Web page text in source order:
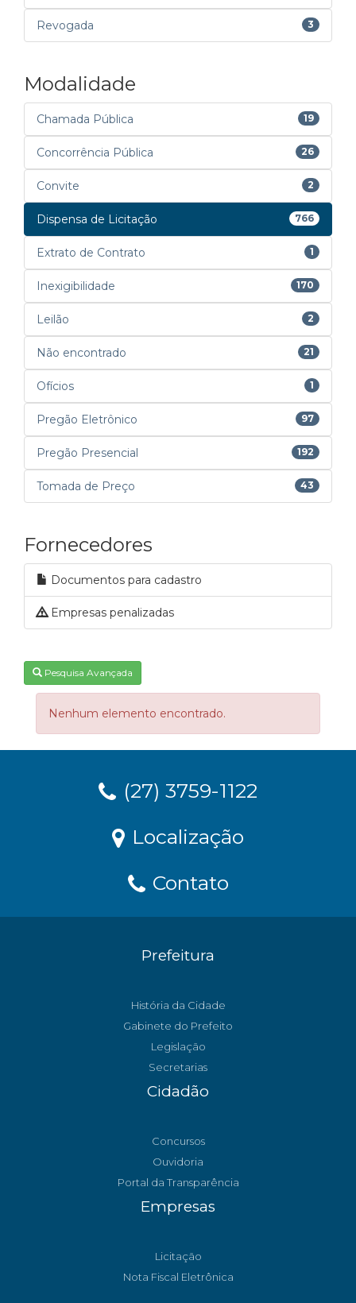
Revogada 3
Modalidade
Chamada Pública 19
Concorrência Pública 26
Convite 2
Dispensa de Licitação 766
Extrato de Contrato 1
Inexigibilidade 170
Leilão 2
Não encontrado 21
Ofícios 1
Pregão Eletrônico 97
Pregão Presencial 192
Tomada de Preço 43
Fornecedores
Documentos para cadastro
Empresas penalizadas
Pesquisa Avançada
Nenhum elemento encontrado.
(27) 3759-1122
Localização
Contato
Prefeitura
História da Cidade
Gabinete do Prefeito
Legislação
Secretarias
Cidadão
Concursos
Ouvidoria
Portal da Transparência
Empresas
Licitação
Nota Fiscal Eletrônica